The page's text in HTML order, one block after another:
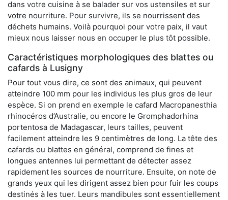
dans votre cuisine à se balader sur vos ustensiles et sur
votre nourriture. Pour survivre, ils se nourrissent des
déchets humains. Voilà pourquoi pour votre paix, il vaut
mieux nous laisser nous en occuper le plus tôt possible.
Caractéristiques morphologiques des blattes ou
cafards à Lusigny
Pour tout vous dire, ce sont des animaux, qui peuvent
atteindre 100 mm pour les individus les plus gros de leur
espèce. Si on prend en exemple le cafard Macropanesthia
rhinocéros d’Australie, ou encore le Gromphadorhina
portentosa de Madagascar, leurs tailles, peuvent
facilement atteindre les 9 centimètres de long. La tête des
cafards ou blattes en général, comprend de fines et
longues antennes lui permettant de détecter assez
rapidement les sources de nourriture. Ensuite, on note de
grands yeux qui les dirigent assez bien pour fuir les coups
destinés à les tuer. Leurs mandibules sont essentiellement